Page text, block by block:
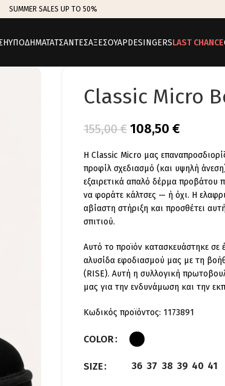
SUMMER SALES UP TO 50%
ΥΠΟΔΗΜΑΤΑΤΣΑΝΤΕΣΑΞΕΣΟΥΑΡDESINGERSLAST CHANCE
Classic Micro
155,00€ 108,50 €
Η Classic Micro μας
προφίλ σχεδιασμό (και υψηλή
εξαιρετικά απαλό δέρμα προβάτου
να φοράτε κάλτσες — ή όχι. Η
αβίαστη στήριξη και προσθέτει
σπιτιού.
Αυτό το προϊόν κατασκευάστηκε σε
αλυσίδα εφοδιασμού μας με τη
(RISE). Αυτή η συλλογική
μας για την ενδυνάμωση και την
Κωδικός προϊόντος: 1173891
COLOR
SIZE 36 37 38 39 40 41